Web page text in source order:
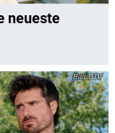
neueste
CTV